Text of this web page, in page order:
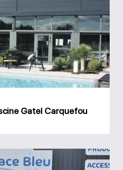
Piscine
Gatel
Carquefou
Gatel Carquefou
Magasin